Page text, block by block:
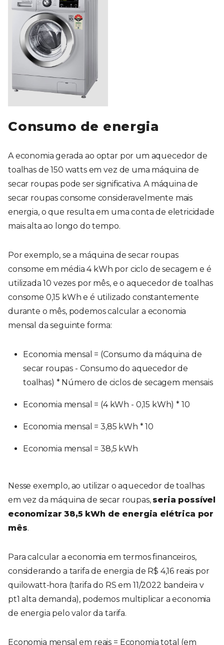
Consumo de energia
A economia gerada ao optar por um aquecedor de
toalhas de 150 watts em vez de uma máquina de
secar roupas pode ser significativa. A máquina de
secar roupas consome consideravelmente mais
energia, o que resulta em uma conta de eletricidade
mais alta ao longo do tempo.
Por exemplo, se a máquina de secar roupas
consome em média 4 kWh por ciclo de secagem e é
utilizada 10 vezes por mês, e o aquecedor de toalhas
consome 0,15 kWh e é utilizado constantemente
durante o mês, podemos calcular a economia
mensal da seguinte forma:
Economia mensal = (Consumo da máquina de
secar roupas - Consumo do aquecedor de
toalhas) * Número de ciclos de secagem mensais
Economia mensal = (4 kWh - 0,15 kWh) * 10
Economia mensal = 3,85 kWh * 10
Economia mensal = 38,5 kWh
Nesse exemplo, ao utilizar o aquecedor de toalhas
em vez da máquina de secar roupas, seria possível
economizar 38,5 kWh de energia elétrica por
mês.
Para calcular a economia em termos financeiros,
considerando a tarifa de energia de R$ 4,16 reais por
quilowatt-hora (tarifa do RS em 11/2022 bandeira v
pt1 alta demanda), podemos multiplicar a economia
de energia pelo valor da tarifa.
Economia mensal em reais = Economia total (em